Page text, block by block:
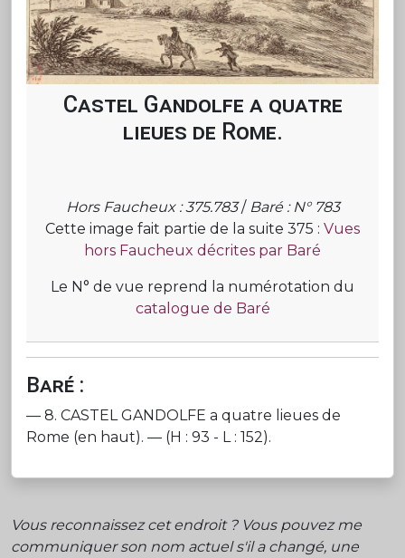
Castel Gandolfe a quatre
lieues de Rome.
Hors Faucheux : 375.783/ Baré : N° 783
Cette image fait partie de la suite 375 : Vues
hors Faucheux décrites par Baré
Le N° de vue reprend la numérotation du
catalogue de Baré
Baré :
— 8. CASTEL GANDOLFE a quatre lieues de
Rome (en haut). — (H : 93 - L : 152).
Vous reconnaissez cet endroit ? Vous pouvez me
communiquer son nom actuel s'il a changé, une